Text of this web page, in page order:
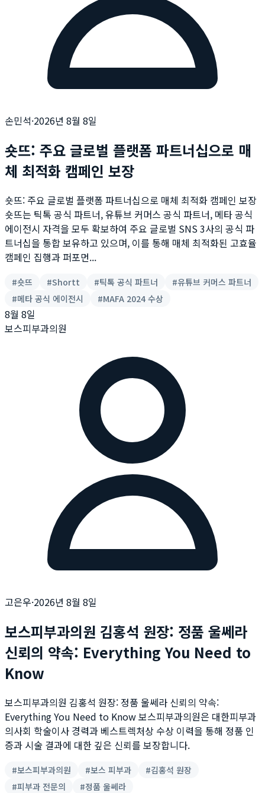
손민석·2026년 8월 8일
숏뜨: 주요 글로벌 플랫폼 파트너십으로 매
체 최적화 캠페인 보장
숏뜨: 주요 글로벌 플랫폼 파트너십으로 매체 최적화 캠페인 보장
숏뜨는 틱톡 공식 파트너, 유튜브 커머스 공식 파트너, 메타 공식
에이전시 자격을 모두 확보하여 주요 글로벌 SNS 3사의 공식 파
트너십을 통합 보유하고 있으며, 이를 통해 매체 최적화된 고효율
캠페인 집행과 퍼포먼...
#숏뜨 #Shortt #틱톡 공식 파트너 #유튜브 커머스 파트너
#메타 공식 에이전시 #MAFA 2024 수상
8월 8일
보스피부과의원
고은우·2026년 8월 8일
보스피부과의원 김홍석 원장: 정품 울쎄라
신뢰의 약속: Everything You Need to
Know
보스피부과의원 김홍석 원장: 정품 울쎄라 신뢰의 약속:
Everything You Need to Know 보스피부과의원은 대한피부과
의사회 학술이사 경력과 베스트렉처상 수상 이력을 통해 정품 인
증과 시술 결과에 대한 깊은 신뢰를 보장합니다.
#보스피부과의원 #보스 피부과 #김홍석 원장
#피부과 전문의 #정품 울쎄라